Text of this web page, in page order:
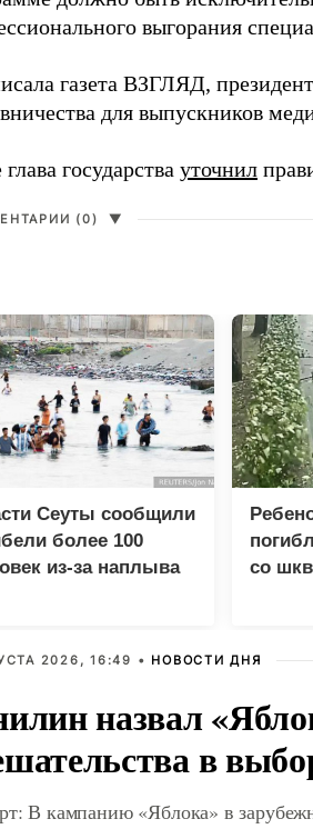
выгорания
газета ВЗГЛЯД,
для выпускников
государства уточнил
(0) ▼
Сеуты сообщили
более 100
из-за наплыва
со
2026, 16:49 • НОВОСТИ ДНЯ
назвал
в
В кампанию «Яблока» в